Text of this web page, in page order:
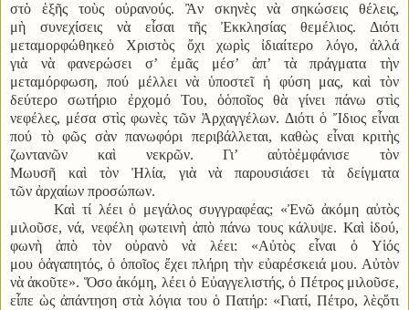
στὸ ἑξῆς τοὺς οὐρανούς. Ἂν σκηνὲς νὰ σηκώσεις θέλεις,
μὴ συνεχίσεις νὰ εἶσαι τῆς Ἐκκλησίας θεμέλιος. Διότι
μεταμορφώθηκεὁ Χριστὸς ὄχι χωρὶς ἰδιαίτερο λόγο, ἀλλά
γιὰ νὰ φανερώσει σ’ ἐμᾶς μέσ’ ἀπ’ τὰ πράγματα τὴν
μεταμόρφωση, πού μέλλει νὰ ὑποστεῖ ἡ φύση μας, καὶ τὸν
δεύτερο σωτήριο ἐρχομό Του, ὁὁποῖος θὰ γίνει πάνω στὶς
νεφέλες, μέσα στὶς φωνὲς τῶν Ἀρχαγγέλων. Διότι ὁ Ἴδιος εἶναι
πού τὸ φῶς σὰν πανωφόρι περιβάλλεται, καθὼς εἶναι κριτὴς
ζωντανῶν καὶ νεκρῶν. Γι’ αὐτὸἐμφάνισε τὸν
Μωυσῆ καὶ τὸν Ἠλία, γιὰ νὰ παρουσιάσει τὰ δείγματα
τῶν ἀρχαίων προσώπων.
Καὶ τί λέει ὁ μεγάλος συγγραφέας; «Ἐνῶ ἀκόμη αὐτὸς
μιλοῦσε, νά, νεφέλη φωτεινὴ ἀπὸ πάνω τους κάλυψε. Καὶ ἰδού,
φωνὴ ἀπὸ τὸν οὐρανὸ νὰ λέει: «Αὐτὸς εἶναι ὁ Υἱός
μου ὁἀγαπητός, ὁ ὁποῖος ἔχει πλήρη τὴν εὐαρέσκειά μου. Αὐτὸν
νὰ ἀκοῦτε». Ὅσο ἀκόμη, λέει ὁ Εὐαγγελιστής, ὁ Πέτρος μιλοῦσε,
εἶπε ὡς ἀπάντηση στὰ λόγια του ὁ Πατήρ: «Γιατί, Πέτρο, λὲςὅτι